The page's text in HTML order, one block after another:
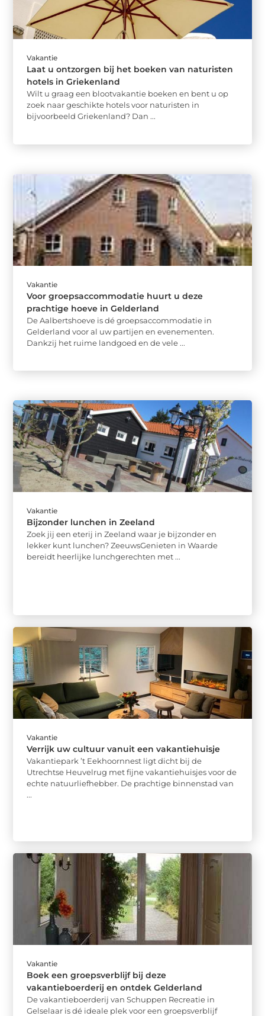
Vakantie
Laat u ontzorgen bij het boeken van naturisten
hotels in Griekenland
Wilt u graag een blootvakantie boeken en bent u op
zoek naar geschikte hotels voor naturisten in
bijvoorbeeld Griekenland? Dan ...
Vakantie
Voor groepsaccommodatie huurt u deze
prachtige hoeve in Gelderland
De Aalbertshoeve is dé groepsaccommodatie in
Gelderland voor al uw partijen en evenementen.
Dankzij het ruime landgoed en de vele ...
Vakantie
Bijzonder lunchen in Zeeland
Zoek jij een eterij in Zeeland waar je bijzonder en
lekker kunt lunchen? ZeeuwsGenieten in Waarde
bereidt heerlijke lunchgerechten met ...
Vakantie
Verrijk uw cultuur vanuit een vakantiehuisje
Vakantiepark ’t Eekhoornnest ligt dicht bij de
Utrechtse Heuvelrug met fijne vakantiehuisjes voor de
echte natuurliefhebber. De prachtige binnenstad van
...
Vakantie
Boek een groepsverblijf bij deze
vakantieboerderij en ontdek Gelderland
De vakantieboerderij van Schuppen Recreatie in
Gelselaar is dé ideale plek voor een groepsverblijf